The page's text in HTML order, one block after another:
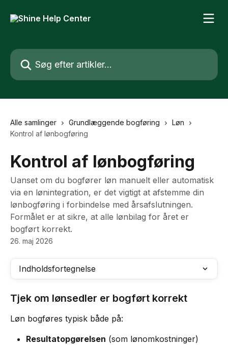
Søg efter artikler...
Alle samlinger Grundlæggende bogføring
Løn
Kontrol af lønbogføring
Kontrol af lønbogføring
Uanset om du bogfører løn manuelt eller automatisk
via en lønintegration, er det vigtigt at afstemme din
lønbogføring i forbindelse med årsafslutningen.
Formålet er at sikre, at alle lønbilag for året er
bogført korrekt.
26. maj 2026
Indholdsfortegnelse
Tjek om lønsedler er bogført korrekt
Løn bogføres typisk både på:
Resultatopgørelsen (som lønomkostninger)